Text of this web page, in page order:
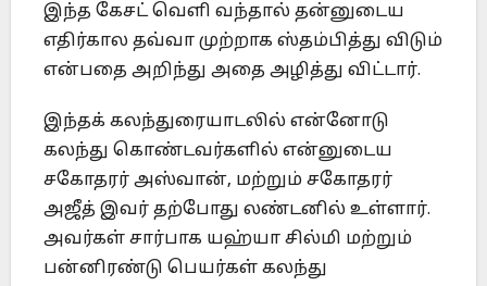
இந்த கேசட் வெளி வந்தால் தன்னுடைய
எதிர்கால தவ்வா முற்றாக ஸ்தம்பித்து விடும்
என்பதை அறிந்து அதை அழித்து விட்டார்.
இந்தக் கலந்துரையாடலில் என்னோடு
கலந்து கொண்டவர்களில் என்னுடைய
சகோதரர் அஸ்வான், மற்றும் சகோதரர்
அஜீத் இவர் தற்போது லண்டனில் உள்ளார்.
அவர்கள் சார்பாக யஹ்யா சில்மி மற்றும்
பன்னிரண்டு பெயர்கள் கலந்து